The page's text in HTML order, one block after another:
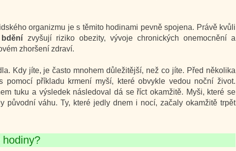
organizmu je s těmito hodinami pevně spojena. Právě kvůli
zvyšují riziko obezity, vývoje chronických onemocnění a
zhoršení zdraví.
Kdy jíte, je často mnohem důležitější, než co jíte. Před několika
pomocí příkladu krmení myší, které obvykle vedou noční život.
tuku a výsledek následoval dá se říct okamžitě. Myši, které se
původní váhu. Ty, které jedly dnem i nocí, začaly okamžitě trpět